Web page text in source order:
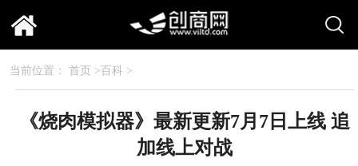
当前位置： 首页 >百科 >
《烧肉模拟器》最新更新7月7日上线 追
加线上对战